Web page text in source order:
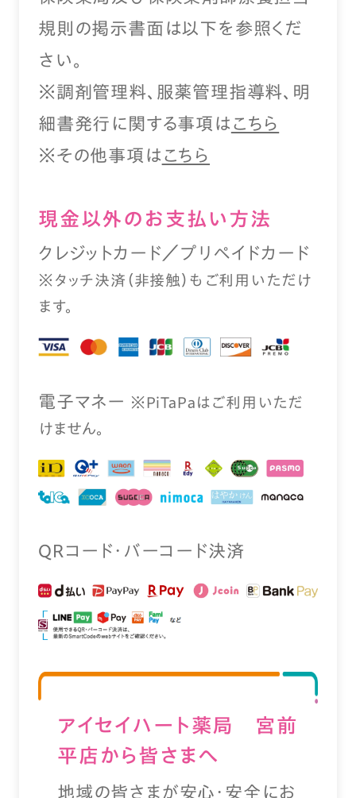
規則の掲示書面は以下を参照くだ
さい。
※調剤管理料、服薬管理指導料、明
細書発行に関する事項は こちら
※その他事項は こちら
現⾦以外のお⽀払い⽅法
クレジットカード／プリペイドカード
※タッチ決済（⾮接触）もご利⽤いただけ
ます。
電⼦マネー ※PiTaPaはご利⽤いただ
けません。
QRコード・バーコード決済
アイセイハート薬局 宮前
平店から皆さまへ
地域の皆さまが安心・安全にお